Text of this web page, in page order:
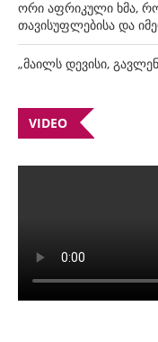
ორი აფრიკული ხმა,
თავისუფლებისა და
„მაილს დევისი,
VIDEO